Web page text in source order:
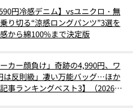
円冷感デニム】vsユニクロ・無
り切る“涼感ロングパンツ”3選を
から綿100%まで決定版
カー顔負け」奇跡の4,990円、ワ
は反則級」凄い万能バッグ…ほか
事ランキングベスト3】（2026年